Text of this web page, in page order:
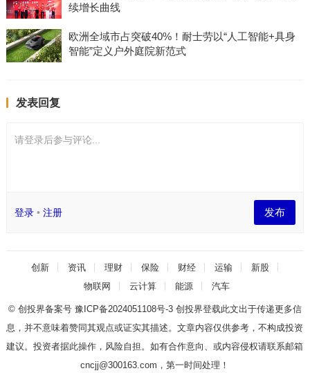
续增长曲线
欧洲全域市占突破40%！耐士劳以“人工智能+具身
智能”定义户外庭院新范式
发表回复
请登录后参与评论...
登录• 注册 发布
创新 资讯 理财 保险 财经 运输
新股
物联网
云计算 能源 汽车
© 创投界备案号 豫ICP备2024051108号-3 创投界登载此文出于传递更多信
息，并不意味着赞同其观点或证实其描述。文章内容仅供参考，不构成投资
建议。投资者据此操作，风险自担。如有合作意向、或内容侵权请联系邮箱
cncjj@300163.com，第一时间处理！